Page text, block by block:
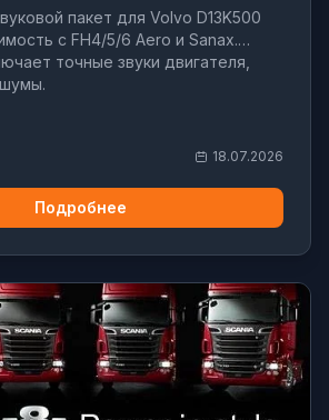
пакет для Volvo D13K500
с FH4/5/6 Aero и Sanax.
точные звуки двигателя,
18.07.2026
Подробнее